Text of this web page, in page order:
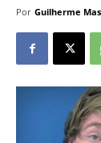
Por Guilherme